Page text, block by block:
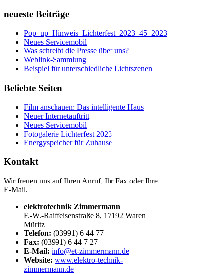
neueste Beiträge
Pop_up_Hinweis_Lichterfest_2023_45_2023
Neues Servicemobil
Was schreibt die Presse über uns?
Weblink-Sammlung
Beispiel für unterschiedliche Lichtszenen
Beliebte Seiten
Film anschauen: Das intelligente Haus
Neuer Internetauftritt
Neues Servicemobil
Fotogalerie Lichterfest 2023
Energyspeicher für Zuhause
Kontakt
Wir freuen uns auf Ihren Anruf, Ihr Fax oder Ihre
E-Mail.
elektrotechnik Zimmermann
F.-W.-Raiffeisenstraße 8, 17192 Waren
Müritz
Telefon: (03991) 6 44 77
Fax: (03991) 6 44 7 27
E-Mail: info@et-zimmermann.de
Website: www.elektro-technik-
zimmermann.de